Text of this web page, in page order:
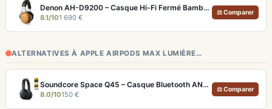
Denon AH-D9200 – Casque Hi-Fi Fermé Bambou FreeEdge Portable
8.1/101 690 €
⚖ Comparer
ALTERNATIVES À APPLE AIRPODS MAX LUMIÈRE…
Soundcore Space Q45 – Casque Bluetooth ANC 50h d'autonomie et LDAC Hi-Res
8.0/10150 €
⚖ Comparer